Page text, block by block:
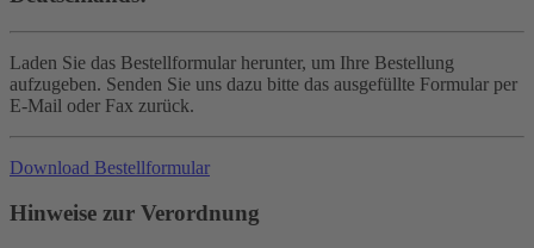
Laden Sie das Bestellformular herunter, um Ihre Bestellung
aufzugeben. Senden Sie uns dazu bitte das ausgefüllte Formular per
E-Mail oder Fax zurück.
Download Bestellformular
Hinweise zur Verordnung